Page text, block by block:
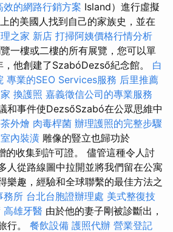
效的網路行銷方案 Island）進行虛擬
的美國人找到自己的家族史，並在
之家 新店 打掃阿姨價格行情分析
一樓或二樓的所有展覽，您可以單
他創建了SzabóDezső紀念館。 白
專業的SEO Services服務 后里推薦
換護照 嘉義徵信公司的專業服務
和事件使DezsőSzabó在公眾思維中
外燴 肉毒桿菌 辦理護照的完整步驟
室內裝潢 雕像的豎立也歸功於
的收集到許可證。 儘管這種令人討
人從路線圖中拉開並將我們留在公寓
樂趣，經驗和全球聯繫的最佳方法之
務所 台北台胞證辦理處 美式整復技
高雄牙醫 由於他的妻子剛被診斷出，
行。 餐飲設備 護照代辦 營業登記